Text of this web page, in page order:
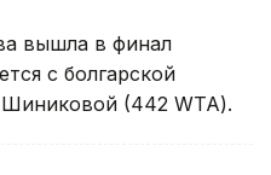
вышла в финал
с болгарской
Шиниковой (442 WTA).